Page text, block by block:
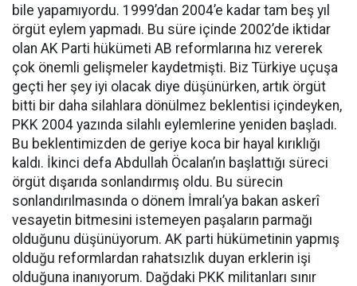
bile yapamıyordu. 1999’dan 2004’e kadar tam beş yıl
örgüt eylem yapmadı. Bu süre içinde 2002’de iktidar
olan AK Parti hükümeti AB reformlarına hız vererek
çok önemli gelişmeler kaydetmişti. Biz Türkiye uçuşa
geçti her şey iyi olacak diye düşünürken, artık örgüt
bitti bir daha silahlara dönülmez beklentisi içindeyken,
PKK 2004 yazında silahlı eylemlerine yeniden başladı.
Bu beklentimizden de geriye koca bir hayal kırıklığı
kaldı. İkinci defa Abdullah Öcalan’ın başlattığı süreci
örgüt dışarıda sonlandırmış oldu. Bu sürecin
sonlandırılmasında o dönem İmralı’ya bakan askerî
vesayetin bitmesini istemeyen paşaların parmağı
olduğunu düşünüyorum. AK parti hükümetinin yapmış
olduğu reformlardan rahatsızlık duyan erklerin işi
olduğuna inanıyorum. Dağdaki PKK militanları sınır